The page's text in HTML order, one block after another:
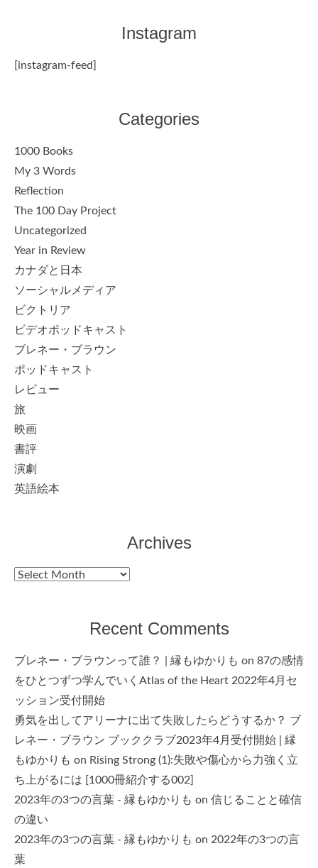
Instagram
[instagram-feed]
Categories
1000 Books
My 3 Words
Reflection
The 100 Day Project
Uncategorized
Year in Review
カナダと日本
ソーシャルメディア
ビクトリア
ビデオポッドキャスト
ブレネー・ブラウン
ポッドキャスト
レビュー
旅
映画
書評
演劇
英語絵本
Archives
Archives
Recent Comments
ブレネー・ブラウンって誰？ | 縁もゆかりも on 87の感情
をひとつずつ学んでいくAtlas of the Heart 2022年4月セ
ッション受付開始
勇気を出してアリーナに出て失敗したらどうするか？ ブ
レネー・ブラウン ブッククラブ2023年4月受付開始 | 縁
もゆかりも on Rising Strong (1):失敗や傷心から力強く立
ち上がるには [1000冊紹介する002]
2023年の3つの言葉 - 縁もゆかりも on 信じることと確信
の違い
2023年の3つの言葉 - 縁もゆかりも on 2022年の3つの言
葉